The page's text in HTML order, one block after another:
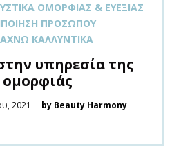
ΟΜΟΡΦΙΆΣ & ΕΥΕΞΊΑΣ
ΠΡΟΣΏΠΟΥ
ΚΑΛΛΥΝΤΙΚΆ
υπηρεσία της
ομορφιάς
2021 by Beauty Harmony